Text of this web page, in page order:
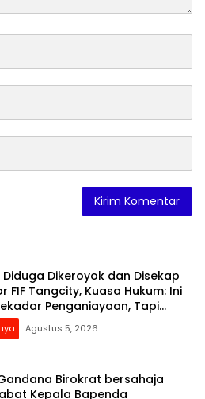
Dikeroyok dan Disekap
FIF Tangcity, Kuasa Hukum: Ini
Penganiayaan, Tapi
Pers
Agustus 5, 2026
Birokrat bersahaja
Kepala Bapenda